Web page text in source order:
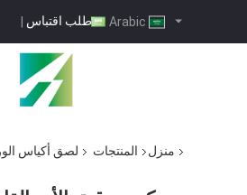
طلب اقتباس |
منزل المنتجات لصق أكياس